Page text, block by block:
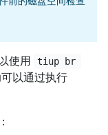
使用
tiup br
以通过执行